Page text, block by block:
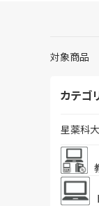
対象商品
カテゴ
星薬科